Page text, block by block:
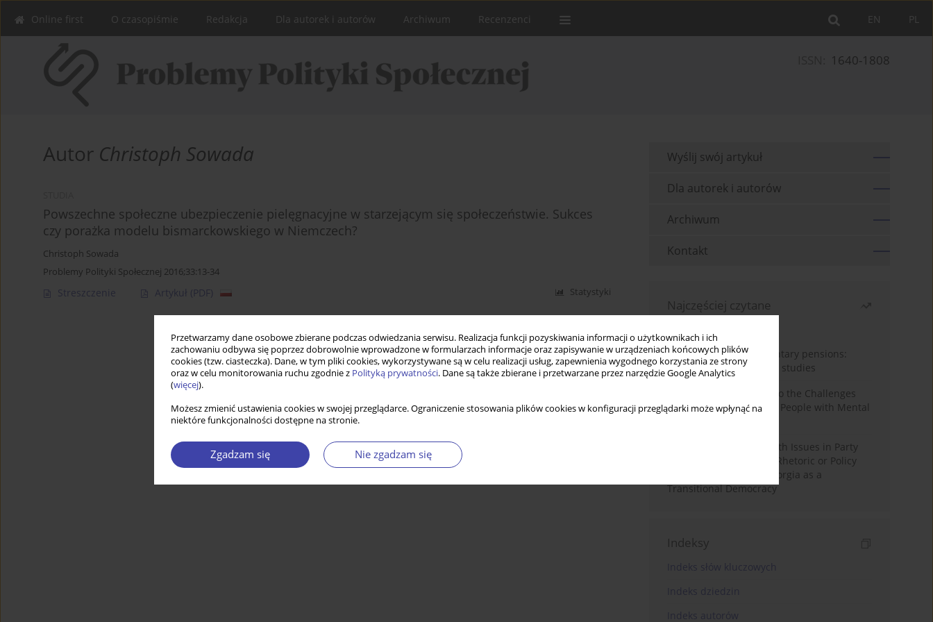
Przetwarzamy dane osobowe zbierane podczas odwiedzania serwisu. Realizacja funkcji pozyskiwania informacji o użytkownikach i ich
zachowaniu odbywa się poprzez dobrowolnie wprowadzone w formularzach informacje oraz zapisywanie w urządzeniach końcowych plików
cookies (tzw. ciasteczka). Dane, w tym pliki cookies, wykorzystywane są w celu realizacji usług, zapewnienia wygodnego korzystania ze strony
oraz w celu monitorowania ruchu zgodnie z Polityką prywatności. Dane są także zbierane i przetwarzane przez narzędzie Google Analytics
(więcej).
Możesz zmienić ustawienia cookies w swojej przeglądarce. Ograniczenie stosowania plików cookies w konfiguracji przeglądarki może wpłynąć na
niektóre funkcjonalności dostępne na stronie.
Zgadzam się Nie zgadzam się
PL
EN
Online first O czasopiśmie Redakcja Dla autorek i autorów Archiwum Recenzenci
1640-1808
Autor Christoph Sowada
Powszechne społeczne ubezpieczenie pielęgnacyjne w starzejącym się społeczeństwie. Sukces
czy porażka modelu bismarckowskiego w Niemczech?
Christoph Sowada
Problemy Polityki Społecznej 2016;33:13-34
Streszczenie Artykuł (PDF) Statystyki
Wyślij swój artykuł
Dla autorek i autorów
Archiwum
Kontakt
Najczęściej czytane
Auto-enrolment in voluntary pensions:
Comparative OECD case studies
Bibliometric Insights into the Challenges
and Needs of Homeless People with Mental
The Politicisation of Youth Issues in Party
Programmes: Symbolic Rhetoric or Policy
Priority? The Case of Georgia as a
Transitional Democracy
Indeksy
Indeks słów kluczowych
Indeks dziedzin
Indeks autorów